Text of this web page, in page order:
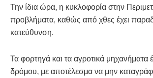
Την ίδια ώρα, η κυκλοφορία στην
προβλήματα, καθώς από χθες έχει
κατεύθυνση.
Τα φορτηγά και τα αγροτικά
δρόμου, με αποτέλεσμα να μην